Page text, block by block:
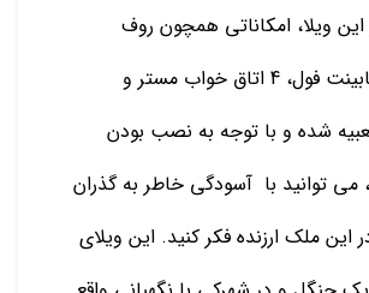
ویلا، امکاناتی همچون روف
گاردن، پکیج، کابینت فول، 4 اتاق خواب مستر و
شده و با توجه به نصب بودن
می توانید با آسودگی خاطر به گذران
این ملک ارزنده فکر کنید. این ویلای